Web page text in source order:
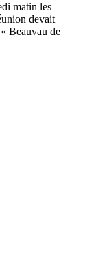
matin les
devait
Beauvau de